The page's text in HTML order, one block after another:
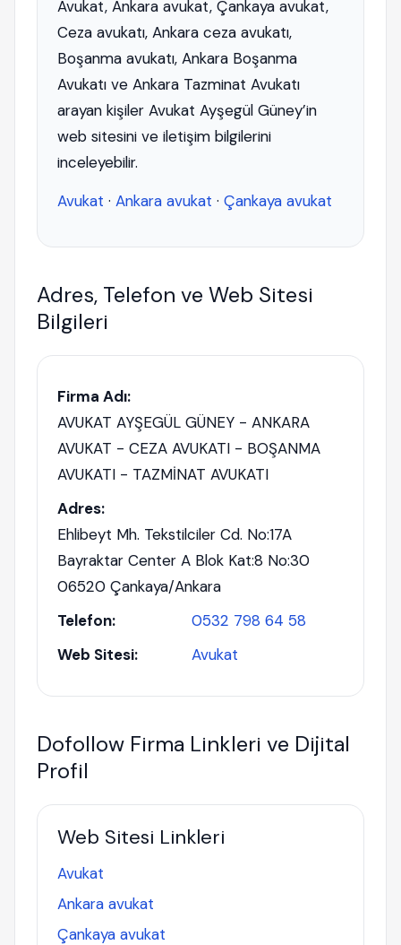
Avukat, Ankara avukat, Çankaya avukat,
Ceza avukatı, Ankara ceza avukatı,
Boşanma avukatı, Ankara Boşanma
Avukatı ve Ankara Tazminat Avukatı
arayan kişiler Avukat Ayşegül Güney’in
web sitesini ve iletişim bilgilerini
inceleyebilir.
Avukat · Ankara avukat · Çankaya avukat
Adres, Telefon ve Web Sitesi
Bilgileri
Firma Adı:
AVUKAT AYŞEGÜL GÜNEY - ANKARA
AVUKAT - CEZA AVUKATI - BOŞANMA
AVUKATI - TAZMİNAT AVUKATI
Adres:
Ehlibeyt Mh. Tekstilciler Cd. No:17A
Bayraktar Center A Blok Kat:8 No:30
06520 Çankaya/Ankara
Telefon:
0532 798 64 58
Web Sitesi:
Avukat
Dofollow Firma Linkleri ve Dijital
Profil
Web Sitesi Linkleri
Avukat
Ankara avukat
Çankaya avukat